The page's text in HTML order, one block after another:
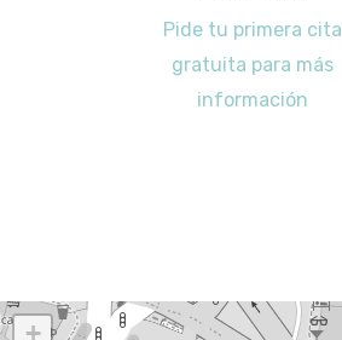
Pide tu primera cita
gratuita para más
información
+